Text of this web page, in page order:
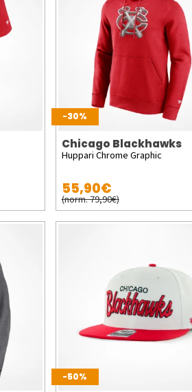
-30%
Chicago Blackhawks
Huppari Chrome Graphic
55,90€
(norm. 79,90€)
-50%